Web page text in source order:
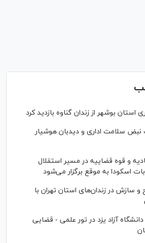
بوشهر از زندان گناوه بازدید کرد
سلامت اداری و دیدبان هوشیار
و قوه قضاییه در مسیر استقلال
اسکودا به موقع برگزار می‌شود
سازش در زندان‌های استان تهران با
آزاد یزد در تور علمی - قضایی